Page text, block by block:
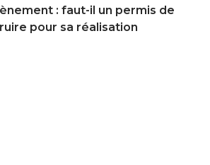
: faut-il un permis de
pour sa réalisation